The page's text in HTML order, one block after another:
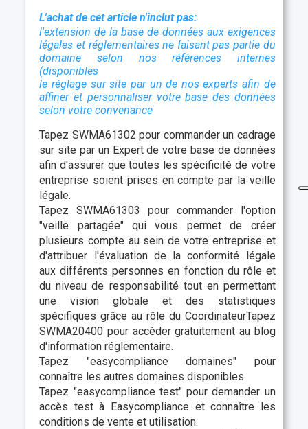
L'achat de cet article n'inclut pas:
l'extension de la base de données aux exigences
légales et réglementaires ne faisant pas partie du
domaine selon nos références internes
(disponibles
le réglage sur site par un de nos experts afin de
affiner et personnaliser votre base des données
selon votre convenance
Tapez SWMA61302 pour commander un cadrage
sur site par un Expert de votre base de données
afin d'assurer que toutes les spécificité de votre
entreprise soient prises en compte par la veille
légale.
Tapez SWMA61303 pour commander l'option
"veille partagée" qui vous permet de créer
plusieurs compte au sein de votre entreprise et
d'attribuer l'évaluation de la conformité légale
aux différents personnes en fonction du rôle et
du niveau de responsabilité tout en permettant
une vision globale et des statistiques
spécifiques grâce au rôle du CoordinateurTapez
SWMA20400 pour accèder gratuitement au blog
d'information réglementaire.
Tapez "easycompliance domaines" pour
connaître les autres domaines disponibles
Tapez "easycompliance test" pour demander un
accès test à Easycompliance et connaître les
conditions de vente et utilisation.